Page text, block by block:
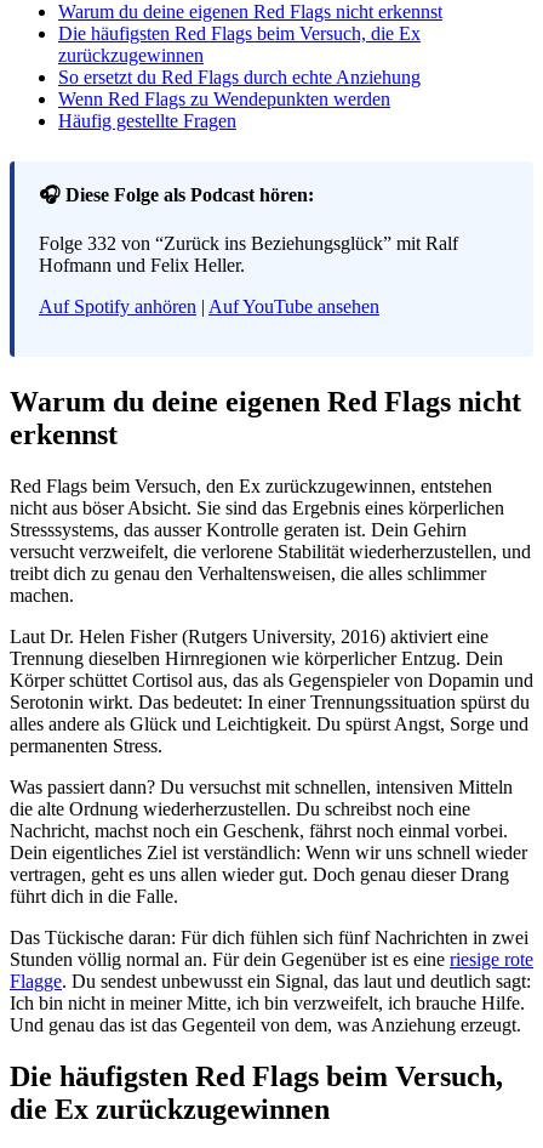
Warum du deine eigenen Red Flags nicht erkennst
Die häufigsten Red Flags beim Versuch, die Ex
zurückzugewinnen
So ersetzt du Red Flags durch echte Anziehung
Wenn Red Flags zu Wendepunkten werden
Häufig gestellte Fragen
🎧 Diese Folge als Podcast hören:
Folge 332 von “Zurück ins Beziehungsglück” mit Ralf
Hofmann und Felix Heller.
Auf Spotify anhören | Auf YouTube ansehen
Warum du deine eigenen Red Flags nicht
erkennst
Red Flags beim Versuch, den Ex zurückzugewinnen, entstehen
nicht aus böser Absicht. Sie sind das Ergebnis eines körperlichen
Stresssystems, das ausser Kontrolle geraten ist. Dein Gehirn
versucht verzweifelt, die verlorene Stabilität wiederherzustellen, und
treibt dich zu genau den Verhaltensweisen, die alles schlimmer
machen.
Laut Dr. Helen Fisher (Rutgers University, 2016) aktiviert eine
Trennung dieselben Hirnregionen wie körperlicher Entzug. Dein
Körper schüttet Cortisol aus, das als Gegenspieler von Dopamin und
Serotonin wirkt. Das bedeutet: In einer Trennungssituation spürst du
alles andere als Glück und Leichtigkeit. Du spürst Angst, Sorge und
permanenten Stress.
Was passiert dann? Du versuchst mit schnellen, intensiven Mitteln
die alte Ordnung wiederherzustellen. Du schreibst noch eine
Nachricht, machst noch ein Geschenk, fährst noch einmal vorbei.
Dein eigentliches Ziel ist verständlich: Wenn wir uns schnell wieder
vertragen, geht es uns allen wieder gut. Doch genau dieser Drang
führt dich in die Falle.
Das Tückische daran: Für dich fühlen sich fünf Nachrichten in zwei
Stunden völlig normal an. Für dein Gegenüber ist es eine riesige rote
Flagge. Du sendest unbewusst ein Signal, das laut und deutlich sagt:
Ich bin nicht in meiner Mitte, ich bin verzweifelt, ich brauche Hilfe.
Und genau das ist das Gegenteil von dem, was Anziehung erzeugt.
Die häufigsten Red Flags beim Versuch,
die Ex zurückzugewinnen